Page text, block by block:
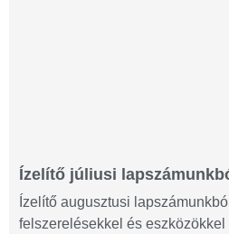
Ízelítő júliusi
Ízelítő augusztusi
felszerelésekkel és